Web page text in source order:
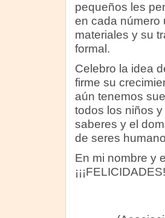
pequeños les
en cada número
materiales y su
formal.
Celebro la idea
firme su
aún tenemos
todos los niños
saberes y el
de seres
En mi nombre y